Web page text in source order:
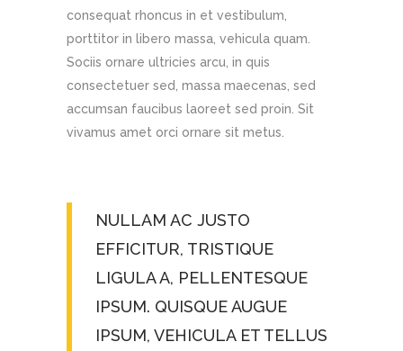
consequat rhoncus in et vestibulum,
porttitor in libero massa, vehicula quam.
Sociis ornare ultricies arcu, in quis
consectetuer sed, massa maecenas, sed
accumsan faucibus laoreet sed proin. Sit
vivamus amet orci ornare sit metus.
NULLAM AC JUSTO
EFFICITUR, TRISTIQUE
LIGULA A, PELLENTESQUE
IPSUM. QUISQUE AUGUE
IPSUM, VEHICULA ET TELLUS